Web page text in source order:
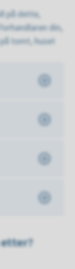
på dette,
din,
tomt, huset